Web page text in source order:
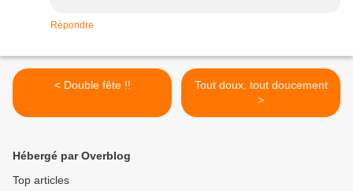
Répondre
< Double fête !!
Tout doux, tout doucement
>
Hébergé par Overblog
Top articles